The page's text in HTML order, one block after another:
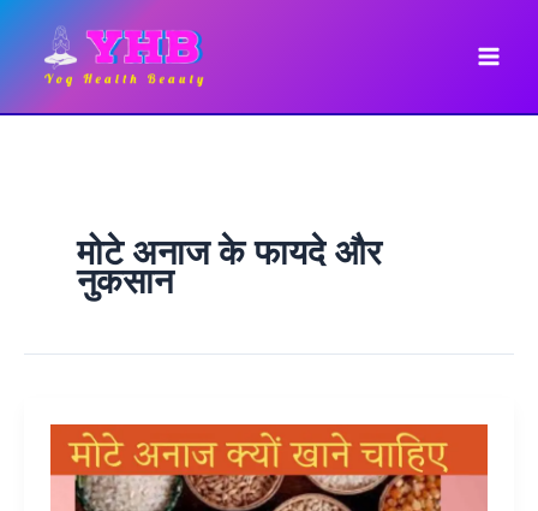
content
मोटे अनाज के फायदे और
नुकसान